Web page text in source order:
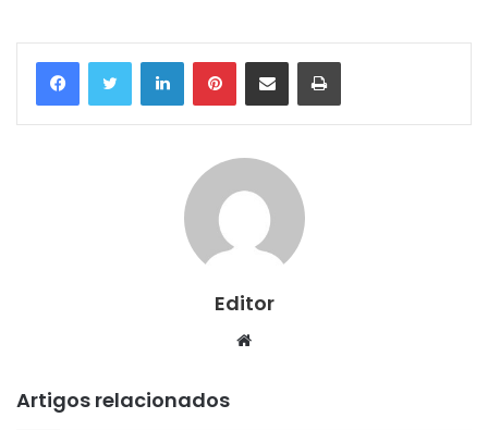
LinkedinPinterestCompartilhar via e-mail Imprimir
Editor
Website
Artigos relacionados